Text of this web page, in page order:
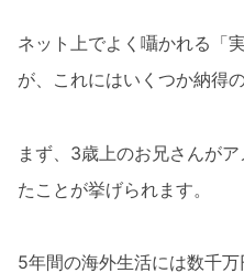
ネット上でよく囁かれる「
が、これにはいくつか納得
まず、3歳上のお兄さんが
たことが挙げられます。
5年間の海外生活には数千